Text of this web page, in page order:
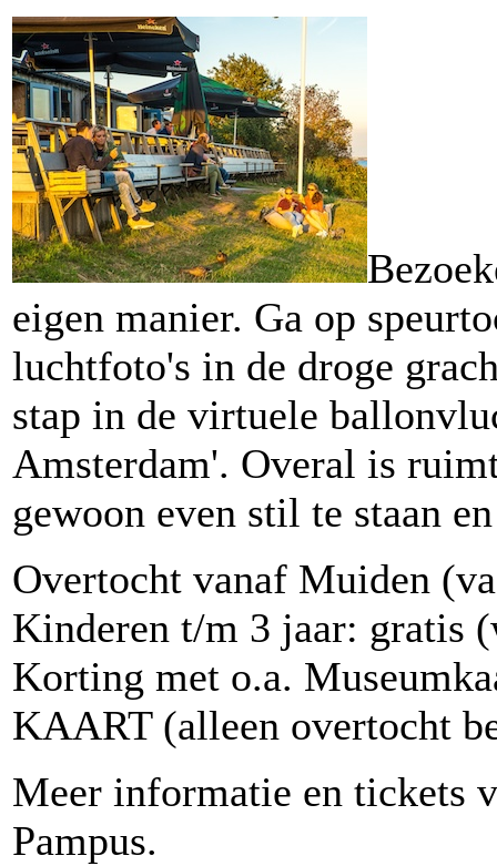
eigen manier. Ga op
luchtfoto's in de droge
stap in de virtuele
Amsterdam'. Overal is
gewoon even stil te staan
Overtocht vanaf Muiden
Kinderen t/m 3 jaar: gratis
Korting met o.a.
KAART (alleen overtocht
Meer informatie en tickets
Pampus.